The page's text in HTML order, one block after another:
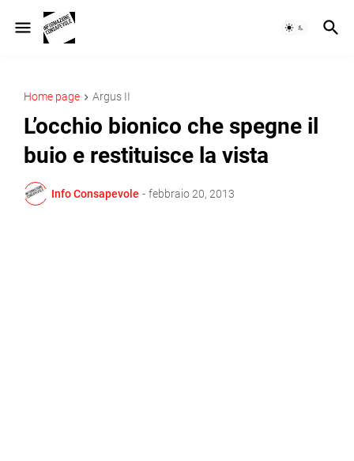
Home page Argus II
L’occhio bionico che spegne il
buio e restituisce la vista
Info Consapevole - febbraio 20, 2013